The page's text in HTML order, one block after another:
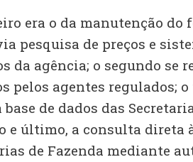
era o da manutenção do
pesquisa de preços e
da agência; o segundo se
pelos agentes regulados;
de dados das
e último, a consulta direta
de Fazenda mediante